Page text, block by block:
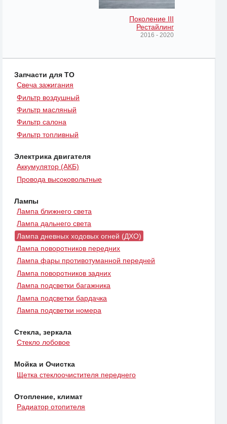
Поколение III
Рестайлинг
2016 - 2020
Запчасти для ТО
Свеча зажигания
Фильтр воздушный
Фильтр масляный
Фильтр салона
Фильтр топливный
Электрика двигателя
Аккумулятор (АКБ)
Провода высоковольтные
Лампы
Лампа ближнего света
Лампа дальнего света
Лампа дневных ходовых огней (ДХО)
Лампа поворотников передних
Лампа фары противотуманной передней
Лампа поворотников задних
Лампа подсветки багажника
Лампа подсветки бардачка
Лампа подсветки номера
Стекла, зеркала
Стекло лобовое
Мойка и Очистка
Щетка стеклоочистителя переднего
Отопление, климат
Радиатор отопителя